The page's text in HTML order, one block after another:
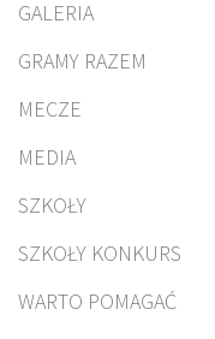
GALERIA
GRAMY RAZEM
MECZE
MEDIA
SZKOŁY
SZKOŁY KONKURS
WARTO POMAGAĆ